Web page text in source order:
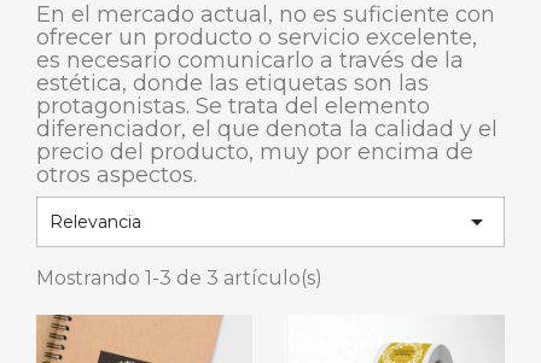
En el mercado actual, no es suficiente con
ofrecer un producto o servicio excelente,
es necesario comunicarlo a través de la
estética, donde las etiquetas son las
protagonistas. Se trata del elemento
diferenciador, el que denota la calidad y el
precio del producto, muy por encima de
otros aspectos.
Relevancia 
Mostrando 1-3 de 3 artículo(s)